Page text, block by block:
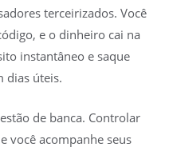
terceirizados. Você
e o dinheiro cai na
instantâneo e saque
dias úteis.
de banca. Controlar
você acompanhe seus